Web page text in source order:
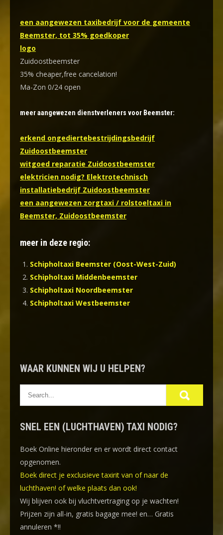
een aangewezen taxibedrijf voor de gemeente
Beemster, tot 35% goedkoper
logo
Zuidoostbeemster
35% cheaper,free cancelation!
Ma-Zon 0/24 open
meer aangewezen dienstverleners voor Beemster:
erkend ongediertebestrijdingsbedrijf
Zuidoostbeemster
witgoed reparatie Zuidoostbeemster
elektricien nodig? Elektrotechnisch
installatiebedrijf Zuidoostbeemster
een aangewezen zorgtaxi / rolstoeltaxi in
Beemster, Zuidoostbeemster
meer in deze regio:
Schipholtaxi Beemster (Oost-West-Zuid)
Schipholtaxi Middenbeemster
Schipholtaxi Noordbeemster
Schipholtaxi Westbeemster
WAAR KUNNEN WIJ U HELPEN?
SNEL EEN (LUCHTHAVEN) TAXI NODIG?
Boek Online hieronder en er wordt direct contact
opgenomen.
Boek direct je exclusieve taxirit van of naar de
luchthaven! of welke plaats dan ook!
Wij blijven ook bij vluchtvertraging op je wachten!
Prijzen zijn all-in, gratis bagage mee! en… Gratis
annuleren *!!